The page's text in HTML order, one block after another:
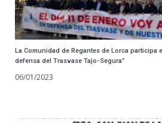
La Comunidad de Regantes de Lorca participa
defensa del Trasvase Tajo-Segura”
06/01/2023